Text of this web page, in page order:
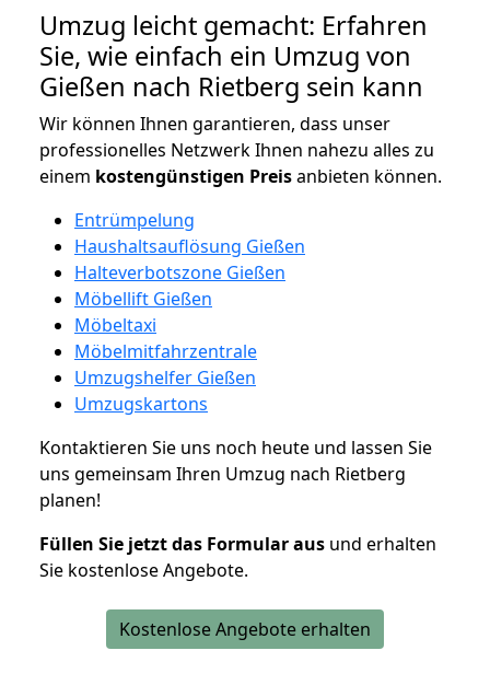
Umzug leicht gemacht: Erfahren
Sie, wie einfach ein Umzug von
Gießen nach Rietberg sein kann
Wir können Ihnen garantieren, dass unser
professionelles Netzwerk Ihnen nahezu alles zu
einem kostengünstigen Preisanbieten können.
Entrümpelung
Haushaltsauflösung Gießen
Halteverbotszone Gießen
Möbellift Gießen
Möbeltaxi
Möbelmitfahrzentrale
Umzugshelfer Gießen
Umzugskartons
Kontaktieren Sie uns noch heute und lassen Sie
uns gemeinsam Ihren Umzug nach Rietberg
planen!
Füllen Sie jetzt das Formular aus und erhalten
Sie kostenlose Angebote.
Kostenlose Angebote erhalten